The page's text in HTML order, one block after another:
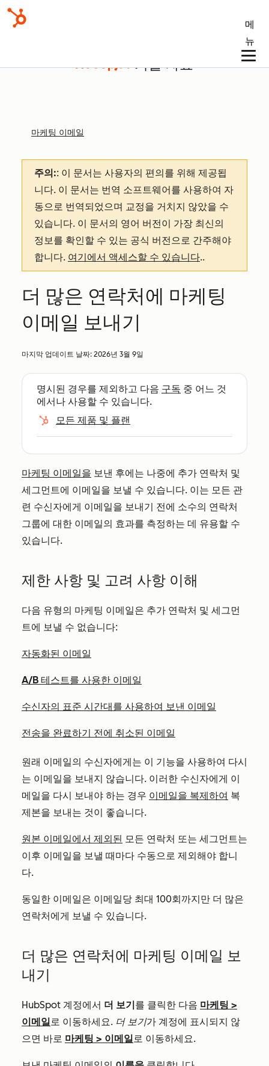
메
뉴
기술 자료
마케팅 이메일
주의:: 이 문서는 사용자의 편의를 위해 제공됩
니다. 이 문서는 번역 소프트웨어를 사용하여 자
동으로 번역되었으며 교정을 거치지 않았을 수
있습니다. 이 문서의 영어 버전이 가장 최신의
정보를 확인할 수 있는 공식 버전으로 간주해야
합니다. 여기에서 액세스할 수 있습니다..
더 많은 연락처에 마케팅
이메일 보내기
마지막 업데이트 날짜: 2026년 3월 9일
명시된 경우를 제외하고 다음 구독 중 어느 것
에서나 사용할 수 있습니다.
모든 제품 및 플랜
마케팅 이메일을 보낸 후에는 나중에 추가 연락처 및
세그먼트에 이메일을 보낼 수 있습니다. 이는 모든 관
련 수신자에게 이메일을 보내기 전에 소수의 연락처
그룹에 대한 이메일의 효과를 측정하는 데 유용할 수
있습니다.
제한 사항 및 고려 사항 이해
다음 유형의 마케팅 이메일은 추가 연락처 및 세그먼
트에 보낼 수 없습니다:
자동화된 이메일
A/B 테스트를 사용한 이메일
수신자의 표준 시간대를 사용하여 보낸 이메일
전송을 완료하기 전에 취소된 이메일
원래 이메일의 수신자에게는 이 기능을 사용하여 다시
는 이메일을 보내지 않습니다. 이러한 수신자에게 이
메일을 다시 보내야 하는 경우 이메일을 복제하여 복
제본을 보내는 것이 좋습니다.
원본 이메일에서 제외된 모든 연락처 또는 세그먼트는
이후 이메일을 보낼 때마다 수동으로 제외해야 합니
다.
동일한 이메일은 이메일당 최대 100회까지만 더 많은
연락처에게 보낼 수 있습니다.
더 많은 연락처에 마케팅 이메일 보
내기
HubSpot 계정에서 더 보기를 클릭한 다음 마케팅 >
이메일로 이동하세요. 더 보기가 계정에 표시되지 않
으면 바로 마케팅 > 이메일로 이동하세요.